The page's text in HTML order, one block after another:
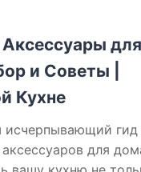
Аксессуары для
и Советы |
Кухне
исчерпывающий гид
для